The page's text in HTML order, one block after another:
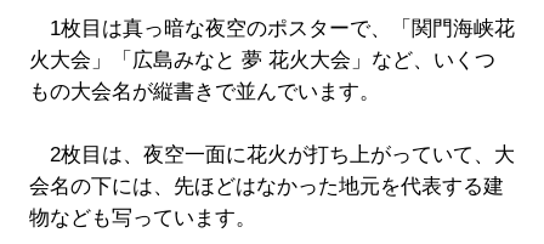
1枚目は真っ暗な夜空のポスターで、「関門海峡花
火大会」「広島みなと 夢 花火大会」など、いくつ
もの大会名が縦書きで並んでいます。
2枚目は、夜空一面に花火が打ち上がっていて、大
会名の下には、先ほどはなかった地元を代表する建
物なども写っています。